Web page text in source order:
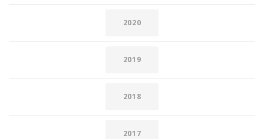
2020
2019
2018
2017